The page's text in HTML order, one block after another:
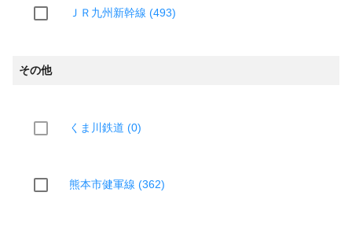
ＪＲ九州新幹線 (493)
その他
くま川鉄道 (0)
熊本市健軍線 (362)